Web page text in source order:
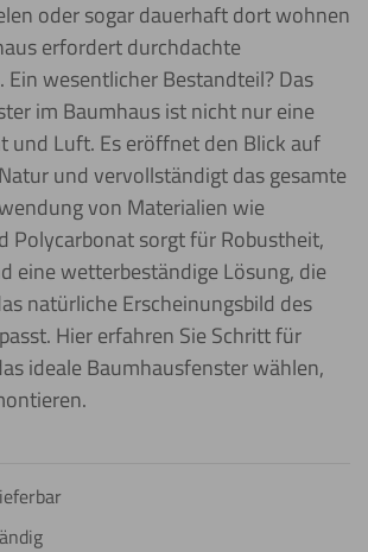
oder sogar dauerhaft dort wohnen
erfordert durchdachte
Ein wesentlicher Bestandteil? Das
im Baumhaus ist nicht nur eine
und Luft. Es eröffnet den Blick auf
und vervollständigt das gesamte
von Materialien wie
Polycarbonat sorgt für Robustheit,
eine wetterbeständige Lösung, die
natürliche Erscheinungsbild des
Hier erfahren Sie Schritt für
ideale Baumhausfenster wählen,